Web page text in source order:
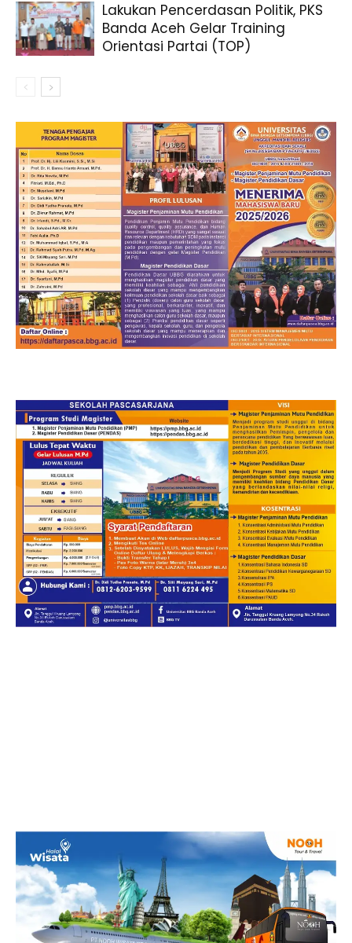
Lakukan Pencerdasan Politik, PKS
Banda Aceh Gelar Training
Orientasi Partai (TOP)